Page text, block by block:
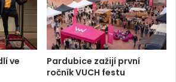
ve
Pardubice zažijí první
ročník VUCH festu